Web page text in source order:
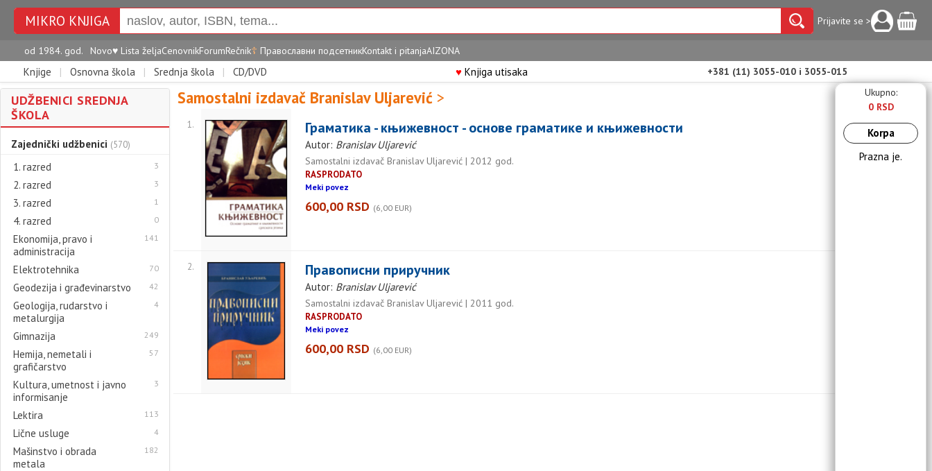
MIKRO KNJIGA Prijavite se >
od 1984. god. Novo♥ Lista željaCenovnikForumRečnik☦ Православни подсетникKontakt i pitanjaAIZONA
Knjige | Osnovna škola | Srednja škola | CD/DVD ♥Knjiga utisaka +381 (11) 3055-010 i 3055-015
UDŽBENICI SREDNJA
ŠKOLA
Zajednički udžbenici (570)
1. razred 3
2. razred 3
3. razred 1
4. razred 0
Ekonomija, pravo i
administracija
141
Elektrotehnika 70
Geodezija i građevinarstvo 42
Geologija, rudarstvo i
metalurgija
4
Gimnazija 249
Hemija, nemetali i
grafičarstvo
57
Kultura, umetnost i javno
informisanje
3
Lektira 113
Lične usluge 4
Mašinstvo i obrada
metala
182
Samostalni izdavač Branislav Uljarević >
1. Граматика - књижевност - основе граматике и књижевности
Autor: Branislav Uljarević
Samostalni izdavač Branislav Uljarević | 2012 god.
RASPRODATO
Meki povez
600,00 RSD (6,00 EUR)
2. Правописни приручник
Autor: Branislav Uljarević
Samostalni izdavač Branislav Uljarević | 2011 god.
RASPRODATO
Meki povez
600,00 RSD (6,00 EUR)
Ukupno:
0 RSD
Korpa
Prazna je.